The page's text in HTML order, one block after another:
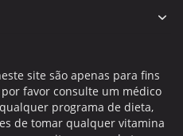
site são apenas para fins
favor consulte um médico
programa de dieta,
de tomar qualquer vitamina